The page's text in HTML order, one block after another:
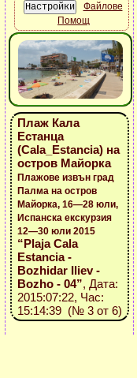
Файлове
Помощ
Плаж Кала
Естанца
(Cala_Estancia) на
остров Майорка
Плажове извън град
Палма на остров
Майорка, 16—28 юли,
Испанска екскурзия
12—30 юли 2015
“Plaja Cala
Estancia -
Bozhidar Iliev -
Bozho - 04”, Дата:
2015:07:22, Час:
15:14:39 (№ 3 от 6)